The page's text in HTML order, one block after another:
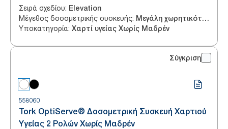
Σειρά σχεδίου: Elevation
Μέγεθος δοσομετρικής συσκευής: Μεγάλη χωρητικότητα
Υποκατηγορία: Χαρτί υγείας Χωρίς Μαδρέν
Σύγκριση
558060
Tork OptiServe® Δοσομετρική Συσκευή Χαρτιού
Υγείας 2 Ρολών Χωρίς Μαδρέν